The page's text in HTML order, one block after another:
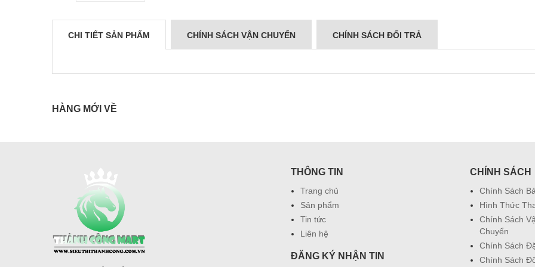
CHI TIẾT SẢN PHẨM CHÍNH SÁCH VẬN CHUYỂN CHÍNH SÁCH ĐỔI TRẢ
HÀNG MỚI VỀ
THÔNG TIN
Trang chủ
Sản phẩm
Tin tức
Liên hệ
ĐĂNG KÝ NHẬN TIN
CHÍNH SÁCH
Chính Sách
Hình Thức
Chính Sách
Chuyển
Chính Sách
Chính Sách